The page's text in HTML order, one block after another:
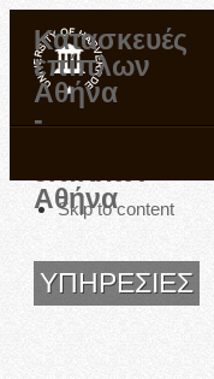
Κατασκευές
επίπλων
Αθήνα
-
επίπλων
Αθήνα
Skip to content
ΥΠΗΡΕΣΙΕΣ